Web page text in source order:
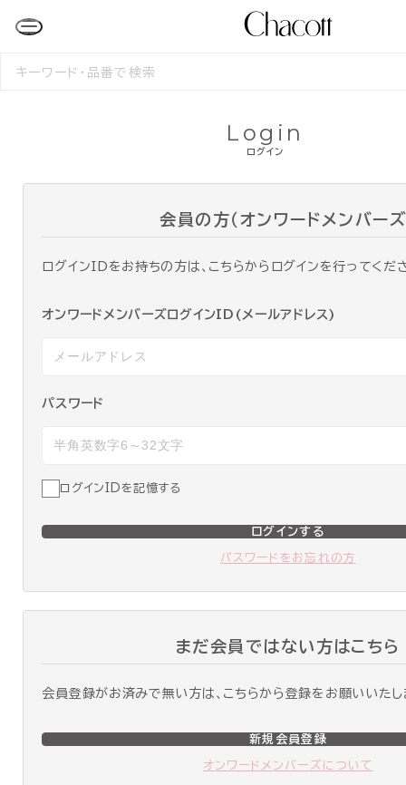
検
ログイン
Login
会員の方（オンワードメンバーズ
ログインIDをお持ちの方は、こちらからログインを行ってくだ
オンワードメンバーズログインID(メールアドレス)
パスワード
ログインIDを記憶する
ログインする
パスワードをお忘れの方
まだ会員ではない方はこちら
会員登録がお済みで無い方は、こちらから登録をお願いいたし
新規会員登録
オンワードメンバーズについて